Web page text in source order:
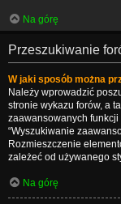
Na górę
Przeszukiwanie
W jaki sposób można
Należy wprowadzić
stronie wykazu forów, a
zaawansowanych
“Wyszukiwanie
Rozmieszczenie
zależeć od używanego
Na górę